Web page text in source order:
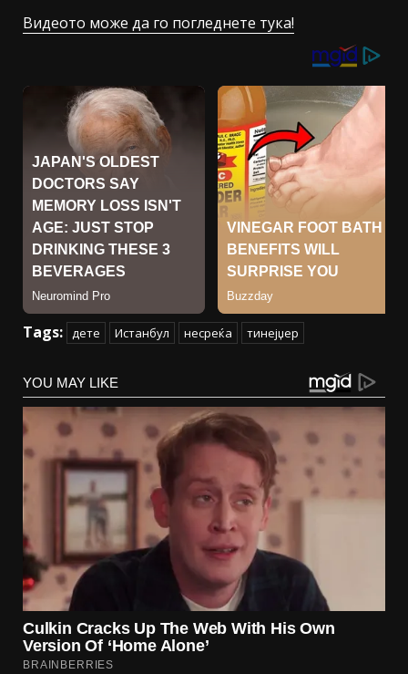
Видеото може да го погледнете тука!
Tags: дете Истанбул несреќа тинејџер